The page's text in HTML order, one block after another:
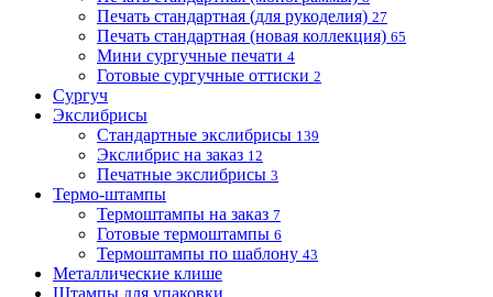
Печать стандартная (для рукоделия) 27
Печать стандартная (новая коллекция) 65
Мини сургучные печати 4
Готовые сургучные оттиски 2
Сургуч
Экслибрисы
Стандартные экслибрисы 139
Экслибрис на заказ 12
Печатные экслибрисы 3
Термо-штампы
Термоштампы на заказ 7
Готовые термоштампы 6
Термоштампы по шаблону 43
Металлические клише
Штампы для упаковки